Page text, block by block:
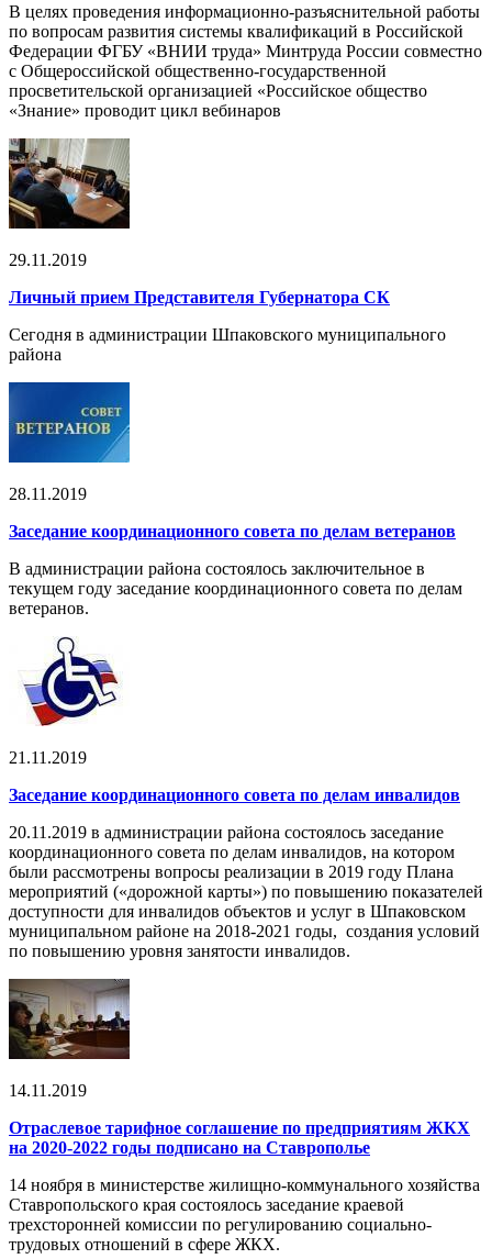
В целях проведения информационно-разъяснительной работы
по вопросам развития системы квалификаций в Российской
Федерации ФГБУ «ВНИИ труда» Минтруда России совместно
с Общероссийской общественно-государственной
просветительской организацией «Российское общество
«Знание» проводит цикл вебинаров
29.11.2019
Личный прием Представителя Губернатора СК
Сегодня в администрации Шпаковского муниципального
района
28.11.2019
Заседание координационного совета по делам ветеранов
В администрации района состоялось заключительное в
текущем году заседание координационного совета по делам
ветеранов.
21.11.2019
Заседание координационного совета по делам инвалидов
20.11.2019 в администрации района состоялось заседание
координационного совета по делам инвалидов, на котором
были рассмотрены вопросы реализации в 2019 году Плана
мероприятий («дорожной карты») по повышению показателей
доступности для инвалидов объектов и услуг в Шпаковском
муниципальном районе на 2018-2021 годы, создания условий
по повышению уровня занятости инвалидов.
14.11.2019
Отраслевое тарифное соглашение по предприятиям ЖКХ
на 2020-2022 годы подписано на Ставрополье
14 ноября в министерстве жилищно-коммунального хозяйства
Ставропольского края состоялось заседание краевой
трехсторонней комиссии по регулированию социально-
трудовых отношений в сфере ЖКХ.